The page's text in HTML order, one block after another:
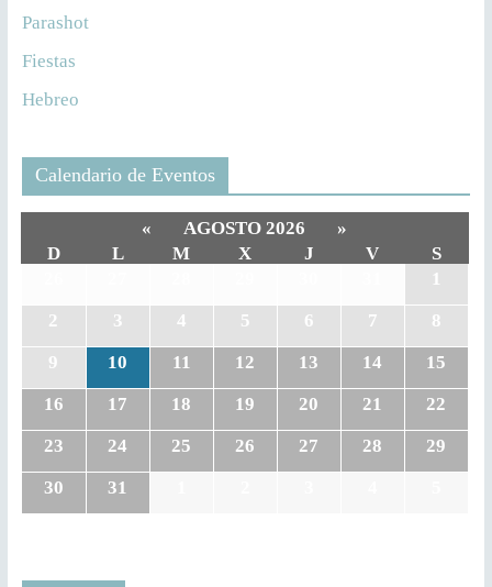
Parashot
Fiestas
Hebreo
Calendario de Eventos
« AGOSTO 2026
»
D
L M X J V
S
1
2
3 4 5 6 7
8
9
10 11 12 13 14
15
16
17 18 19 20 21
22
23
24 25 26 27 28
29
30
31